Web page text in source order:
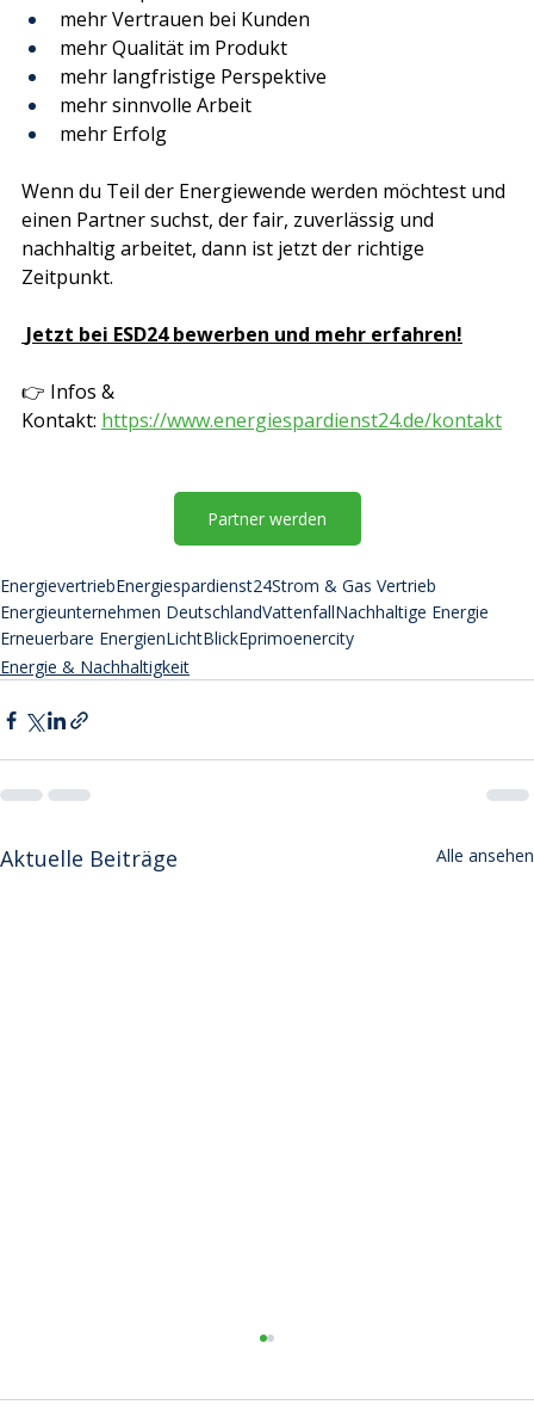
mehr Vertrauen bei Kunden
mehr Qualität im Produkt
mehr langfristige Perspektive
mehr sinnvolle Arbeit
mehr Erfolg
Wenn du Teil der Energiewende werden möchtest und
einen Partner suchst, der fair, zuverlässig und
nachhaltig arbeitet, dann ist jetzt der richtige
Zeitpunkt.
Jetzt bei ESD24 bewerben und mehr erfahren!
👉 Infos &
Kontakt: https://www.energiespardienst24.de/kontakt
Partner werden
EnergievertriebEnergiespardienst24Strom & Gas Vertrieb
Energieunternehmen DeutschlandVattenfallNachhaltige Energie
Erneuerbare EnergienLichtBlickEprimoenercity
Energie & Nachhaltigkeit
Aktuelle Beiträge Alle ansehen